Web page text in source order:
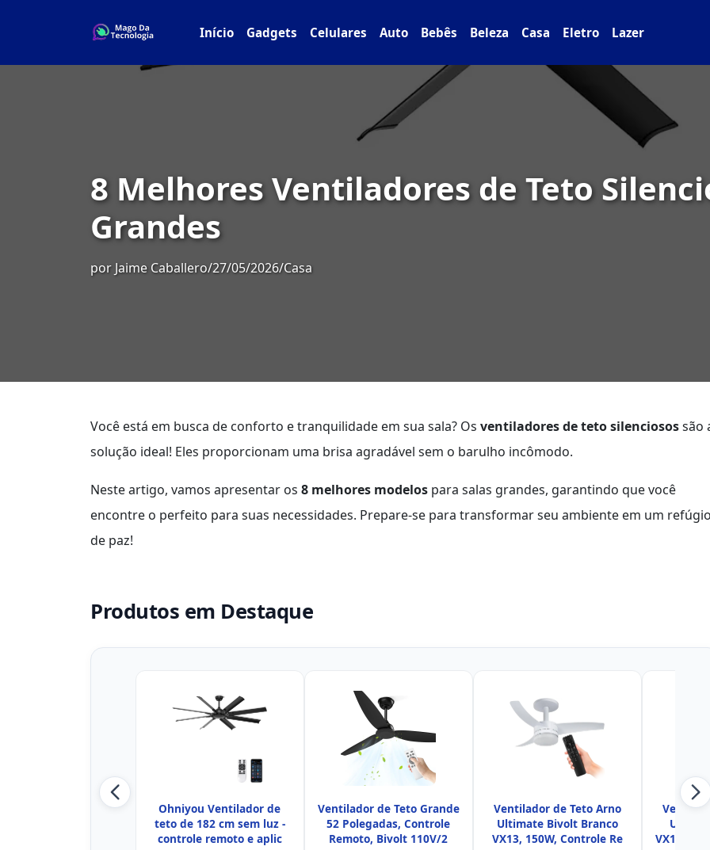
Início Gadgets Celulares Auto Bebês Beleza Casa Eletro Lazer
8 Melhores Ventiladores de Teto
Grandes
por Jaime Caballero/27/05/2026/Casa
Você está em busca de conforto e tranquilidade em sua sala? Os ventiladores de teto silenciosossão
solução ideal! Eles proporcionam uma brisa agradável sem o barulho incômodo.
Neste artigo, vamos apresentar os 8 melhores modelos para salas grandes, garantindo que você
encontre o perfeito para suas necessidades. Prepare-se para transformar seu ambiente em um
de paz!
Produtos em Destaque
Ohniyou Ventilador de
teto de 182 cm sem luz -
controle remoto e aplic
Ventilador de Teto Grande
52 Polegadas, Controle
Remoto, Bivolt 110V/2
Ventilador de Teto Arno
Ultimate Bivolt Branco
VX13, 150W, Controle Re
VX15,